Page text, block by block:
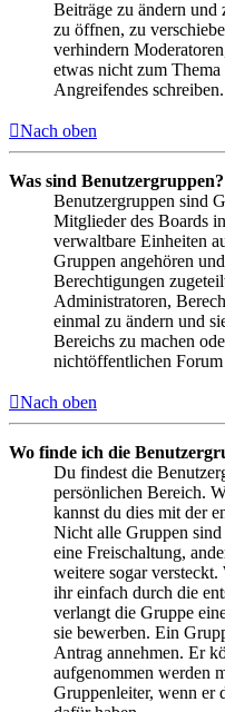
Beiträge zu ändern und
zu öffnen, zu
verhindern
etwas nicht zum Thema
Angreifendes schreiben.
Nach oben
Was sind Benutzergruppen?
Benutzergruppen sind
Mitglieder des Boards
verwaltbare Einheiten
Gruppen angehören
Berechtigungen
Administratoren,
einmal zu ändern und
Bereichs zu machen
nichtöffentlichen Forum
Nach oben
Wo finde ich die
Du findest die
persönlichen Bereich.
kannst du dies mit der
Nicht alle Gruppen
eine Freischaltung,
weitere sogar
ihr einfach durch die
verlangt die Gruppe
sie bewerben. Ein
Antrag annehmen. Er
aufgenommen werden
Gruppenleiter, wenn er